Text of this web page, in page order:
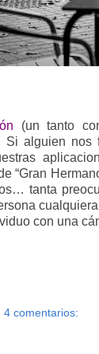
(un tanto
Si alguien
“Gran
tanta
con una
4 comentarios: